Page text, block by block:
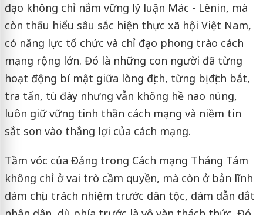
đạo không chỉ nắm vững lý luận Mác - Lênin, mà
còn thấu hiểu sâu sắc hiện thực xã hội Việt Nam,
có năng lực tổ chức và chỉ đạo phong trào cách
mạng rộng lớn. Đó là những con người đã từng
hoạt động bí mật giữa lòng địch, từng bị địch bắt,
tra tấn, tù đày nhưng vẫn không hề nao núng,
luôn giữ vững tinh thần cách mạng và niềm tin
sắt son vào thắng lợi của cách mạng.
Tầm vóc của Đảng trong Cách mạng Tháng Tám
không chỉ ở vai trò cầm quyền, mà còn ở bản lĩnh
dám chịu trách nhiệm trước dân tộc, dám dẫn dắt